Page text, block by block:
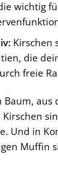
wichtig
Kirschen
die
freie
Baum, aus
Und in
Muffin